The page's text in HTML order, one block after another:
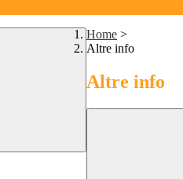
Home >
Altre info
Altre info